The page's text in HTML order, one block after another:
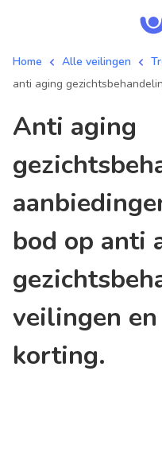
Home Alle veilingen
anti aging
anti aging
bod op anti
veilingen
korting.